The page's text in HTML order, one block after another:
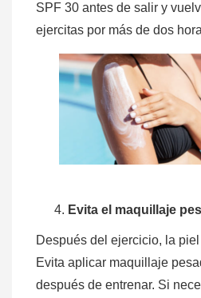
SPF 30 antes de salir y
ejercitas por más de dos
Evita el maquillaje
Después del ejercicio, la
Evita aplicar maquillaje
después de entrenar. Si